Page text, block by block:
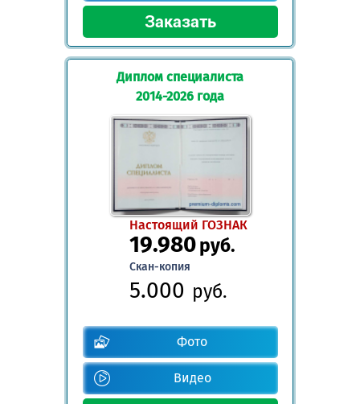
Диплом специалиста
2014-2026 года
Настоящий ГОЗНАК
19.980руб.
Скан-копия
5.000 руб.
Фото
Видео